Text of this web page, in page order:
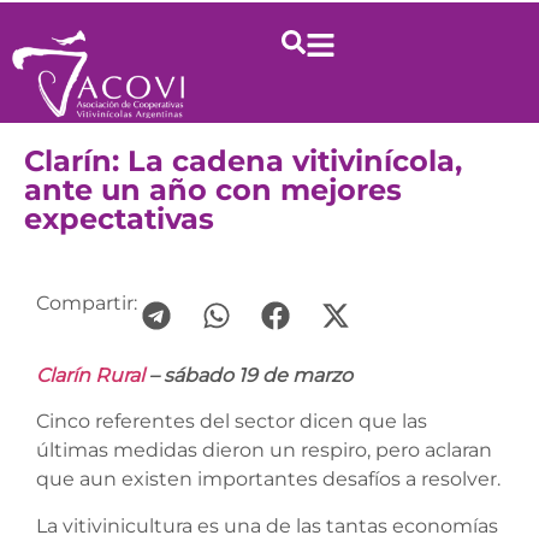
Clarín: La cadena vitivinícola,
ante un año con mejores
expectativas
Compartir:
Clarín Rural– sábado 19 de marzo
Cinco referentes del sector dicen que las
últimas medidas dieron un respiro, pero aclaran
que aun existen importantes desafíos a resolver.
La vitivinicultura es una de las tantas economías